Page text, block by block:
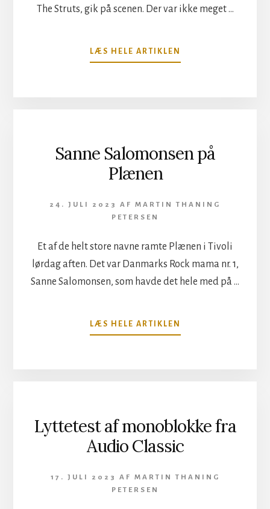
The Struts, gik på scenen. Der var ikke meget …
LÆS HELE ARTIKLEN
THE
Sanne Salomonsen på
Plænen
24. JULI 2023 AF MARTIN THANING
PETERSEN
Et af de helt store navne ramte Plænen i Tivoli
lørdag aften. Det var Danmarks Rock mama nr. 1,
Sanne Salomonsen, som havde det hele med på …
LÆS HELE ARTIKLEN
SANNE
Lyttetest af monoblokke fra
Audio Classic
17. JULI 2023 AF MARTIN THANING
PETERSEN